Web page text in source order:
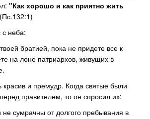
"Как хорошо и как приятно жить
(Пс.132:1)
с неба:
братией, пока не придете все к
на лоне патриархов, живущих в
и премудр. Когда святые были
правителем, то он спросил их:
сумрачны от долгого пребывания в